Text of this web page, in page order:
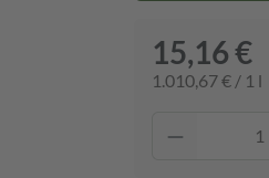
15,16 €
1.010,67 € / 1 l